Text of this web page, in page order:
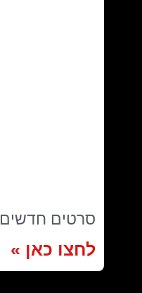
סרטים חדשים 2025 צפייה מהנה
לחצו כאן »